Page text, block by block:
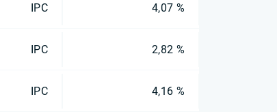
IPC 4,07 %
IPC 2,82 %
IPC 4,16 %